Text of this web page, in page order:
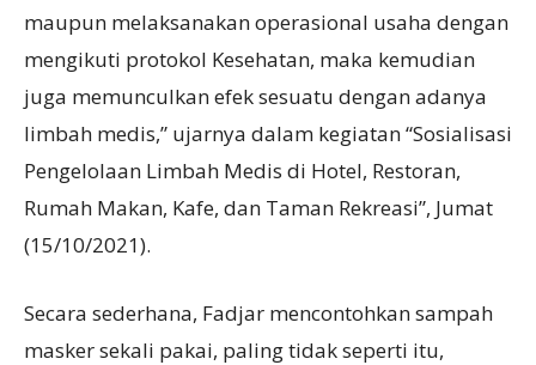
maupun melaksanakan operasional usaha dengan
mengikuti protokol Kesehatan, maka kemudian
juga memunculkan efek sesuatu dengan adanya
limbah medis,” ujarnya dalam kegiatan “Sosialisasi
Pengelolaan Limbah Medis di Hotel, Restoran,
Rumah Makan, Kafe, dan Taman Rekreasi”, Jumat
(15/10/2021).
Secara sederhana, Fadjar mencontohkan sampah
masker sekali pakai, paling tidak seperti itu,